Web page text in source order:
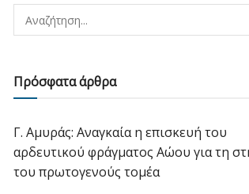
Πρόσφατα άρθρα
Γ. Αμυράς: Αναγκαία η επισκευή του
αρδευτικού φράγματος Αώου για τη
του πρωτογενούς τομέα